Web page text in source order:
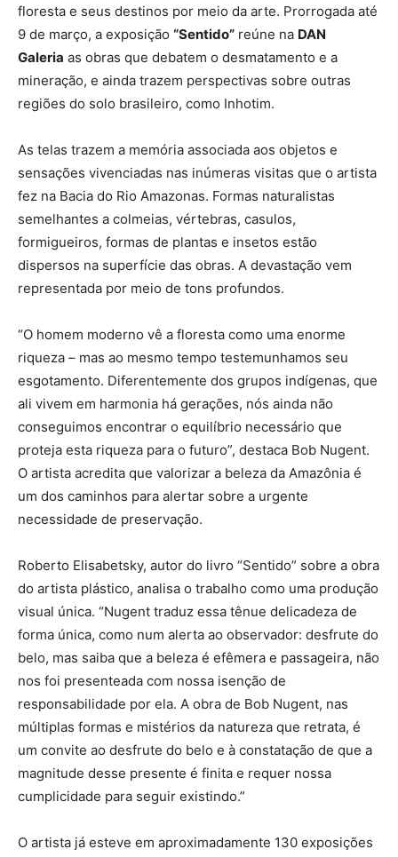
floresta e seus destinos por meio da arte. Prorrogada até
9 de março, a exposição “Sentido” reúne na DAN
Galeria as obras que debatem o desmatamento e a
mineração, e ainda trazem perspectivas sobre outras
regiões do solo brasileiro, como Inhotim.
As telas trazem a memória associada aos objetos e
sensações vivenciadas nas inúmeras visitas que o artista
fez na Bacia do Rio Amazonas. Formas naturalistas
semelhantes a colmeias, vértebras, casulos,
formigueiros, formas de plantas e insetos estão
dispersos na superfície das obras. A devastação vem
representada por meio de tons profundos.
“O homem moderno vê a floresta como uma enorme
riqueza – mas ao mesmo tempo testemunhamos seu
esgotamento. Diferentemente dos grupos indígenas, que
ali vivem em harmonia há gerações, nós ainda não
conseguimos encontrar o equilíbrio necessário que
proteja esta riqueza para o futuro”, destaca Bob Nugent.
O artista acredita que valorizar a beleza da Amazônia é
um dos caminhos para alertar sobre a urgente
necessidade de preservação.
Roberto Elisabetsky, autor do livro “Sentido” sobre a obra
do artista plástico, analisa o trabalho como uma produção
visual única. “Nugent traduz essa tênue delicadeza de
forma única, como num alerta ao observador: desfrute do
belo, mas saiba que a beleza é efêmera e passageira, não
nos foi presenteada com nossa isenção de
responsabilidade por ela. A obra de Bob Nugent, nas
múltiplas formas e mistérios da natureza que retrata, é
um convite ao desfrute do belo e à constatação de que a
magnitude desse presente é finita e requer nossa
cumplicidade para seguir existindo.”
O artista já esteve em aproximadamente 130 exposições